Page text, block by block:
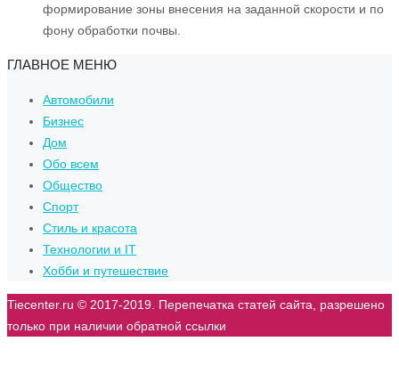
формирование зоны внесения на заданной скорости и по
фону обработки почвы.
ГЛАВНОЕ МЕНЮ
Автомобили
Бизнес
Дом
Обо всем
Общество
Спорт
Стиль и красота
Технологии и IT
Хобби и путешествие
Tiecenter.ru © 2017-2019. Перепечатка статей сайта, разрешено
только при наличии обратной ссылки